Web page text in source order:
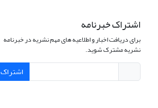
اشتراک خبرنامه
برای دریافت اخبار و اطلاعیه های مهم نشریه در خبرنامه
نشریه مشترک شوید.
اشتراک